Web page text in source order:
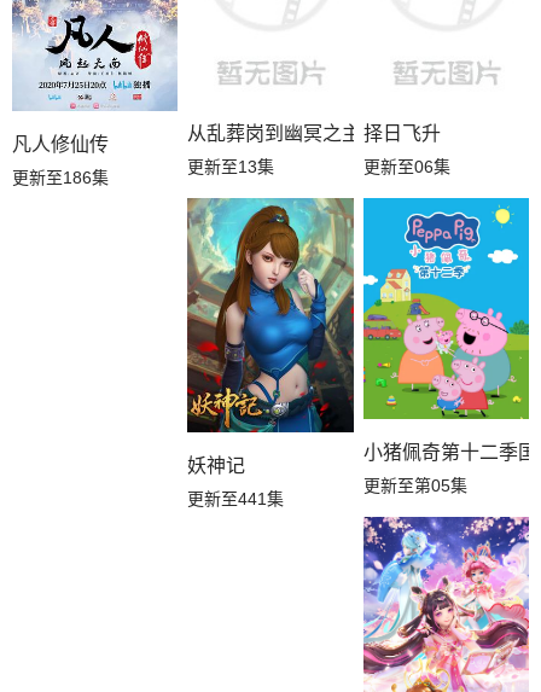
凡人修仙传
更新至186集
从乱葬岗到幽冥之主
更新至13集
择日飞升
更新至06集
妖神记
更新至441集
小猪佩奇第十二季国
更新至第05集